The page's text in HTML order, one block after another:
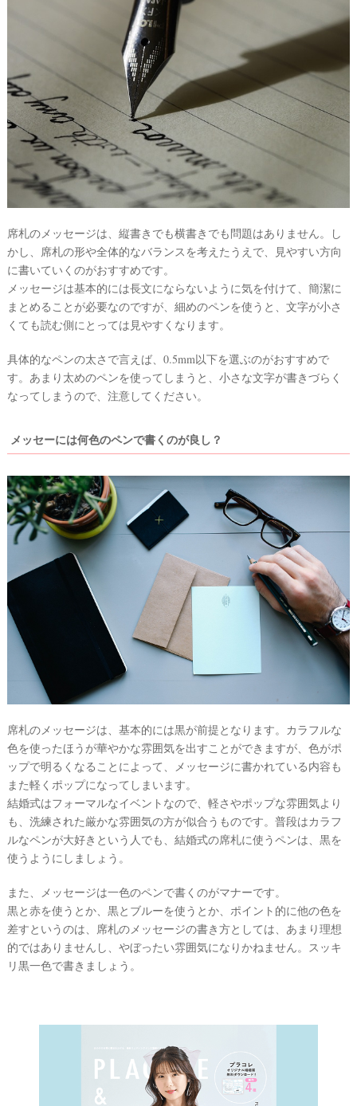
席札のメッセージは、縦書きでも横書きでも問題はありません。し
かし、席札の形や全体的なバランスを考えたうえで、見やすい方向
に書いていくのがおすすめです。
メッセージは基本的には長文にならないように気を付けて、簡潔に
まとめることが必要なのですが、細めのペンを使うと、文字が小さ
くても読む側にとっては見やすくなります。
具体的なペンの太さで言えば、0.5mm以下を選ぶのがおすすめで
す。あまり太めのペンを使ってしまうと、小さな文字が書きづらく
なってしまうので、注意してください。
メッセーには何色のペンで書くのが良し？
席札のメッセージは、基本的には黒が前提となります。カラフルな
色を使ったほうが華やかな雰囲気を出すことができますが、色がポ
ップで明るくなることによって、メッセージに書かれている内容も
また軽くポップになってしまいます。
結婚式はフォーマルなイベントなので、軽さやポップな雰囲気より
も、洗練された厳かな雰囲気の方が似合うものです。普段はカラフ
ルなペンが大好きという人でも、結婚式の席札に使うペンは、黒を
使うようにしましょう。
また、メッセージは一色のペンで書くのがマナーです。
黒と赤を使うとか、黒とブルーを使うとか、ポイント的に他の色を
差すというのは、席札のメッセージの書き方としては、あまり理想
的ではありませんし、やぼったい雰囲気になりかねません。スッキ
リ黒一色で書きましょう。
#
プ
卒
ェ
ル
カ
ム
ス
ペ
ー
ス
#
沖
縄
ー
ォ
ウ
エ
ィ
グ
ア
イ
テ
の
段
取